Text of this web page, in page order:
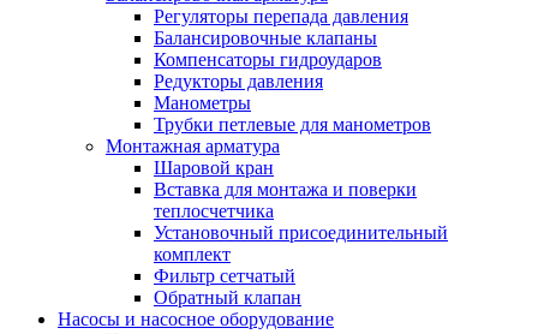
Регуляторы перепада давления
Балансировочные клапаны
Компенсаторы гидроударов
Редукторы давления
Манометры
Трубки петлевые для манометров
Монтажная арматура
Шаровой кран
Вставка для монтажа и поверки
теплосчетчика
Установочный присоединительный
комплект
Фильтр сетчатый
Обратный клапан
Насосы и насосное оборудование